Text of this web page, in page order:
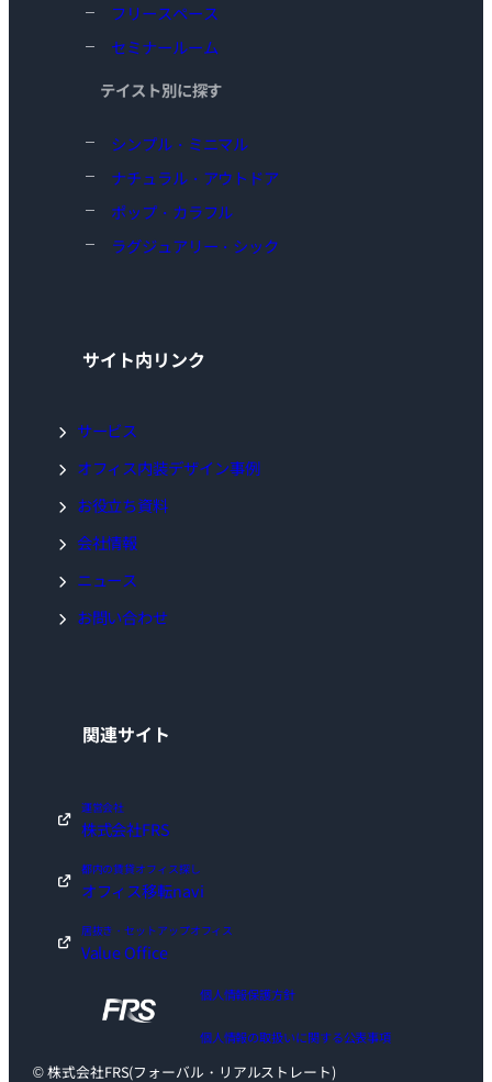
フリースペース
セミナールーム
テイスト別に探す
シンプル・ミニマル
ナチュラル・アウトドア
ポップ・カラフル
ラグジュアリー・シック
サイト内リンク
サービス
オフィス内装デザイン事例
お役立ち資料
会社情報
ニュース
お問い合わせ
関連サイト
運営会社
株式会社FRS
都内の賃貸オフィス探し
オフィス移転navi
居抜き・セットアップオフィス
Value Office
個人情報保護方針
個人情報の取扱いに関する公表事項
© 株式会社FRS(フォーバル・リアルストレート)